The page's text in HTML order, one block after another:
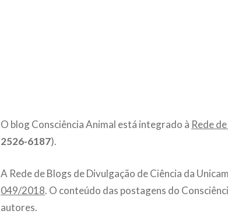
O blog Consciência Animal está integrado à Rede
2526-6187).
A Rede de Blogs de Divulgação de Ciência da
049/2018. O conteúdo das postagens do
autores.